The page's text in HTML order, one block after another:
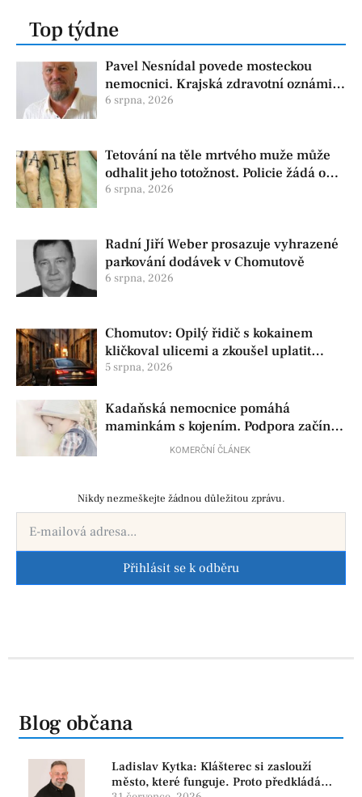
Top týdne
Pavel Nesnídal povede mosteckou
nemocnici. Krajská zdravotní oznámila
změnu ve vedení
6 srpna, 2026
Tetování na těle mrtvého muže může
odhalit jeho totožnost. Policie žádá o
pomoc
6 srpna, 2026
Radní Jiří Weber prosazuje vyhrazené
parkování dodávek v Chomutově
6 srpna, 2026
Chomutov: Opilý řidič s kokainem
kličkoval ulicemi a zkoušel uplatit
policisty
5 srpna, 2026
Kadaňská nemocnice pomáhá
maminkám s kojením. Podpora začíná
už před porodemKOMERČNÍ ČLÁNEK
Nikdy nezmeškejte žádnou důležitou zprávu.
Přihlásit se k odběru
Blog občana
Ladislav Kytka: Klášterec si zaslouží
město, které funguje. Proto předkládáme